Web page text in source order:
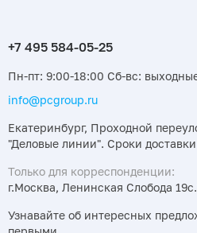
Пн-пт: 9:00-18:00 Сб-вс:
info@pcgroup.ru
Екатеринбург, Проходной
"Деловые линии". Сроки
Только для корреспонденции:
г.Москва, Ленинская Слобода
Узнавайте об интересных